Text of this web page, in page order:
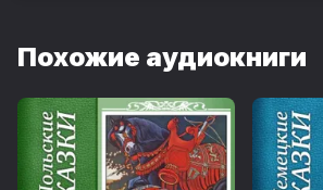
Продюсер издания: Владимир Воробьёв
©&℗ ИП Воробьев В.А.
©&℗ ИД СОЮЗ
Похожие аудиокниги